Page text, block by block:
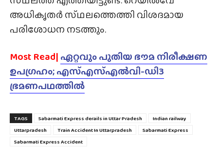
അധികൃതർ സ്‌ഥലത്തെത്തി വിശദമായ
പരിശോധന നടത്തും.
Most Read| ഏറ്റവും പുതിയ ഭൗമ നിരീക്ഷണ
ഉപഗ്രഹം; എസ്എസ്എൽവി-ഡി3
ഭ്രമണപഥത്തിൽ
TAGS Sabarmati Express derails in Uttar Pradesh
Indian railway
Uttarpradesh
Train Accident In Uttarpradesh
Sabarmati Express
Sabarmati Express Accident